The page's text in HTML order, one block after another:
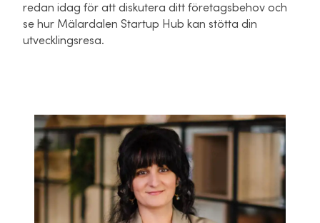
redan idag för att diskutera ditt företagsbehov och
se hur Mälardalen Startup Hub kan stötta din
utvecklingsresa.